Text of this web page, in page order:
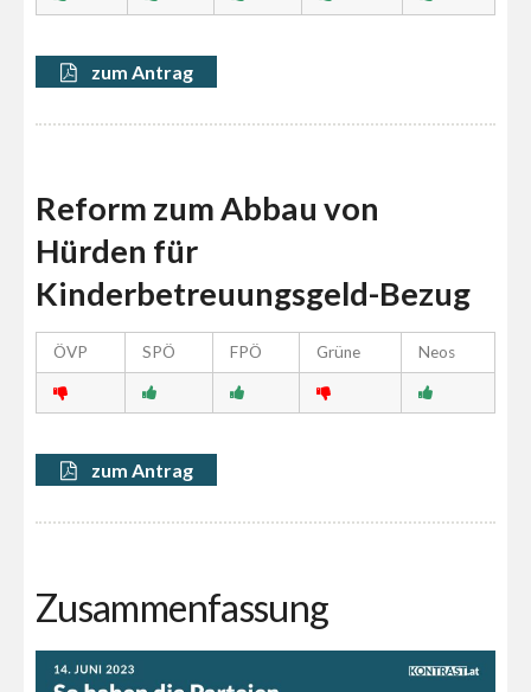
zum Antrag
Reform zum Abbau von
Hürden für
Kinderbetreuungsgeld-Bezug
ÖVP SPÖ FPÖ Grüne Neos
zum Antrag
Zusammenfassung